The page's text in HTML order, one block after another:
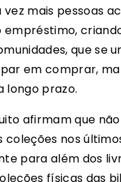
vez mais pessoas
empréstimo,
que se
em comprar,
longo prazo.
afirmam que
coleções nos
para além dos
físicas das